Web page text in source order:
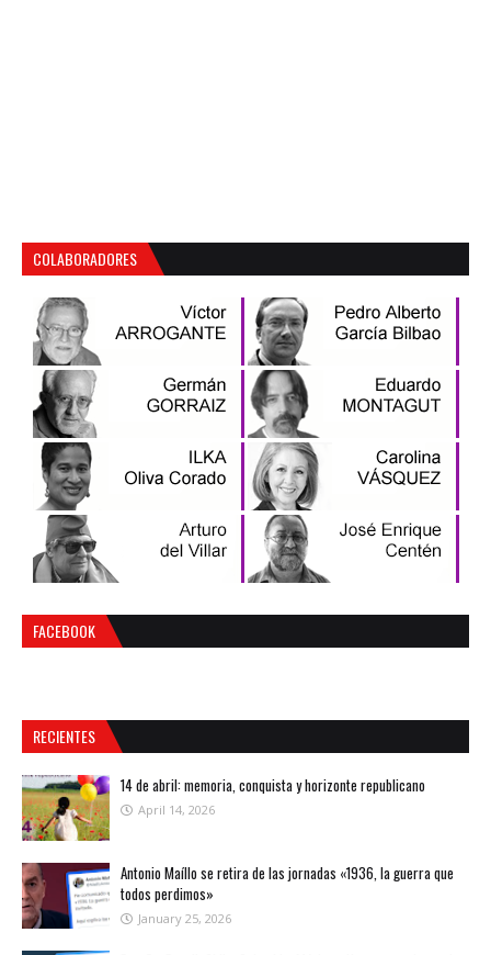
COLABORADORES
FACEBOOK
RECIENTES
14 de abril: memoria, conquista y horizonte republicano
April 14, 2026
Antonio Maíllo se retira de las jornadas «1936, la guerra que
todos perdimos»
January 25, 2026